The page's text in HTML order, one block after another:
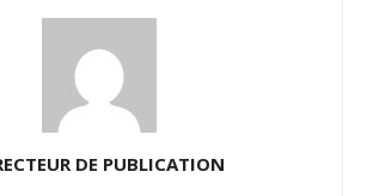
DE PUBLICATION